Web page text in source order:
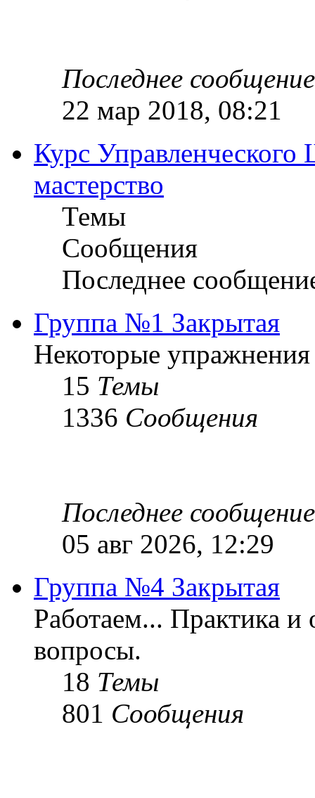
Последнее сообщение
22 мар 2018, 08:21
Курс
мастерство
Темы
Сообщения
Последнее
Группа №1 Закрытая
Некоторые упражнения
15 Темы
1336 Сообщения
Последнее сообщение
05 авг 2026, 12:29
Группа №4 Закрытая
Работаем... Практика и
вопросы.
18 Темы
801 Сообщения